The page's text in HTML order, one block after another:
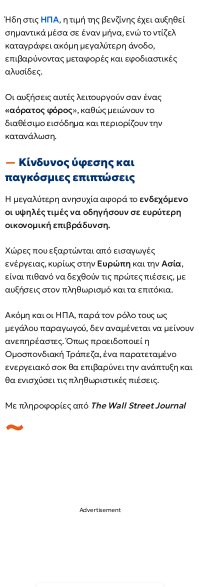
Ήδη στις ΗΠΑ, η τιμή της βενζίνης έχει αυξηθεί
σημαντικά μέσα σε έναν μήνα, ενώ το ντίζελ
καταγράφει ακόμη μεγαλύτερη άνοδο,
επιβαρύνοντας μεταφορές και εφοδιαστικές
αλυσίδες.
Οι αυξήσεις αυτές λειτουργούν σαν ένας
«αόρατος φόρος», καθώς μειώνουν το
διαθέσιμο εισόδημα και περιορίζουν την
κατανάλωση.
Κίνδυνος ύφεσης και
παγκόσμιες επιπτώσεις
Η μεγαλύτερη ανησυχία αφορά τοενδεχόμενο
οι υψηλές τιμές να οδηγήσουν σε ευρύτερη
οικονομική επιβράδυνση.
Χώρες που εξαρτώνται από εισαγωγές
ενέργειας, κυρίως στηνΕυρώπη και τηνΑσία,
είναι πιθανό να δεχθούν τις πρώτες πιέσεις, με
αυξήσεις στον πληθωρισμό και τα επιτόκια.
Ακόμη και οι ΗΠΑ, παρά τον ρόλο τους ως
μεγάλου παραγωγού, δεν αναμένεται να μείνουν
ανεπηρέαστες. Όπως προειδοποιεί η
Ομοσπονδιακή Τράπεζα, ένα παρατεταμένο
ενεργειακό σοκ θα επιβαρύνει την ανάπτυξη και
θα ενισχύσει τις πληθωριστικές πιέσεις.
Με πληροφορίες από Τhe Wall Street Journal